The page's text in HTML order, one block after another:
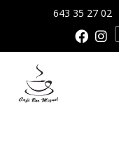
643 35 27 02